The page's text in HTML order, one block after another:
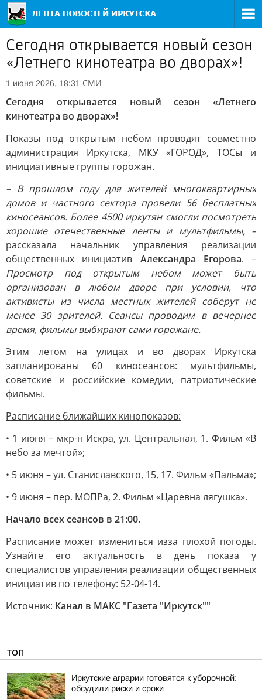
Сегодня открывается новый сезон
«Летнего кинотеатра во дворах»!
1 июня 2026, 18:31 СМИ
Сегодня открывается новый сезон «Летнего
кинотеатра во дворах»!
Показы под открытым небом проводят совместно
администрация Иркутска, МКУ «ГОРОД», ТОСы и
инициативные группы горожан.
– В прошлом году для жителей многоквартирных
домов и частного сектора провели 56 бесплатных
киносеансов. Более 4500 иркутян смогли посмотреть
хорошие отечественные ленты и мультфильмы, –
рассказала начальник управления реализации
общественных инициатив Александра Егорова. –
Просмотр под открытым небом может быть
организован в любом дворе при условии, что
активисты из числа местных жителей соберут не
менее 30 зрителей. Сеансы проводим в вечернее
время, фильмы выбирают сами горожане.
Этим летом на улицах и во дворах Иркутска
запланированы 60 киносеансов: мультфильмы,
советские и российские комедии, патриотические
фильмы.
Расписание ближайших кинопоказов:
• 1 июня – мкр-н Искра, ул. Центральная, 1. Фильм «В
небо за мечтой»;
• 5 июня – ул. Станиславского, 15, 17. Фильм «Пальма»;
• 9 июня – пер. МОПРа, 2. Фильм «Царевна лягушка».
Начало всех сеансов в 21:00.
Расписание может измениться изза плохой погоды.
Узнайте его актуальность в день показа у
специалистов управления реализации общественных
инициатив по телефону: 52-04-14.
Источник: Канал в МАКС "Газета "Иркутск""
ТОП
Иркутские аграрии готовятся к уборочной:
обсудили риски и сроки